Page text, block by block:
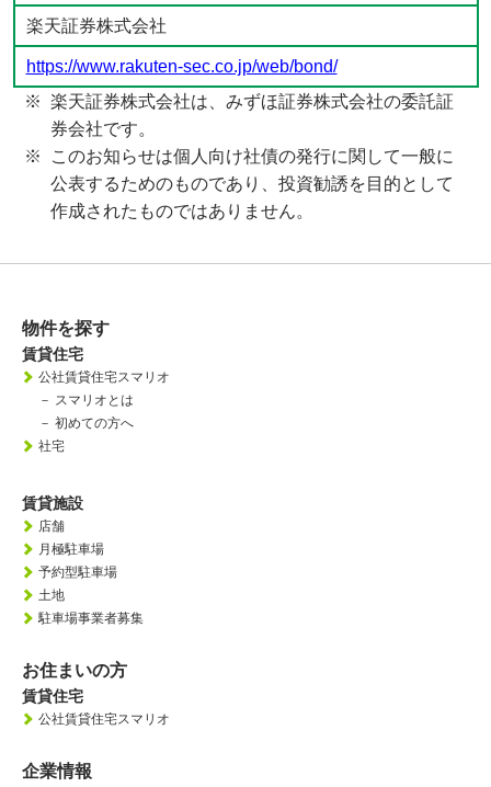
楽天証券株式会社
https://www.rakuten-sec.co.jp/web/bond/
楽天証券株式会社は、みずほ証券株式会社の委託証
券会社です。
このお知らせは個人向け社債の発行に関して一般に
公表するためのものであり、投資勧誘を目的として
作成されたものではありません。
物件を探す
賃貸住宅
公社賃貸住宅スマリオ
－ スマリオとは
－ 初めての方へ
社宅
賃貸施設
店舗
月極駐車場
予約型駐車場
土地
駐車場事業者募集
お住まいの方
賃貸住宅
公社賃貸住宅スマリオ
企業情報